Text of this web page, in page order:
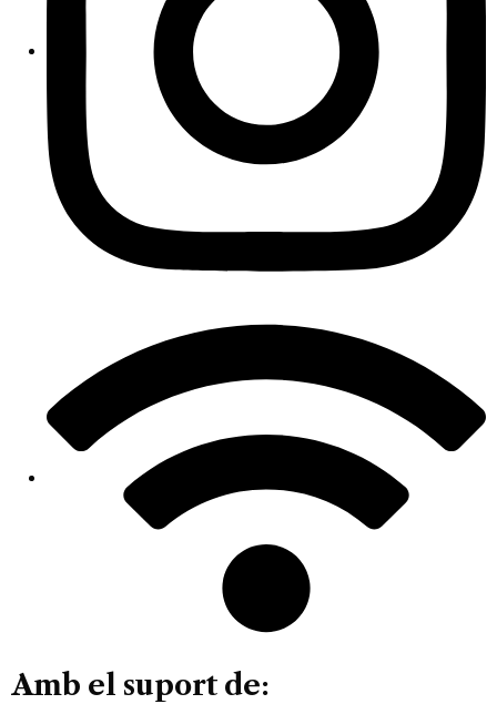
Amb el suport de: